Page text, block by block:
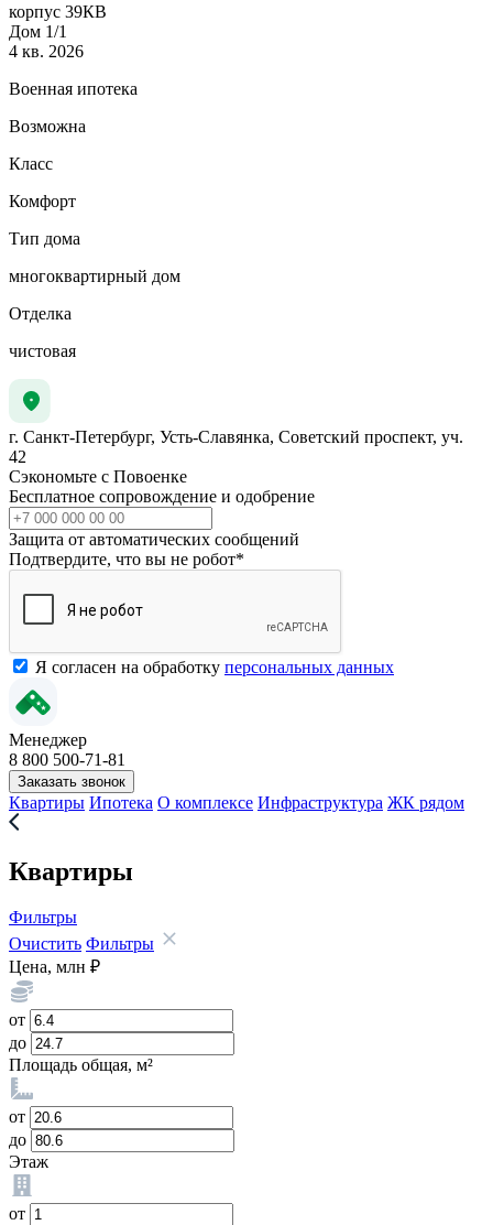
корпус 39КВ
Дом 1/1
4 кв. 2026
Военная ипотека
Возможна
Класс
Комфорт
Тип дома
многоквартирный дом
Отделка
чистовая
г. Санкт-Петербург, Усть-Славянка, Советский проспект, уч.
42
Сэкономьте с Повоенке
Бесплатное сопровождение и одобрение
Защита от автоматических сообщений
Подтвердите, что вы не робот*
Я согласен на обработку персональных данных
Менеджер
8 800 500-71-81
Заказать звонок
Квартиры Ипотека О комплексе Инфраструктура ЖК рядом
Квартиры
Фильтры
Очистить Фильтры
Цена, млн ₽
от
до
Площадь общая, м²
от
до
Этаж
от